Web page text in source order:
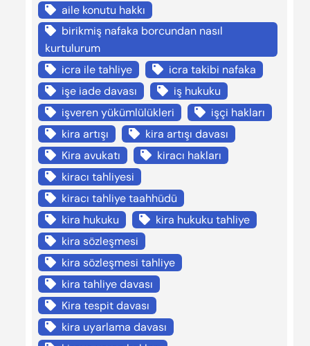
aile konutu hakkı
birikmiş nafaka borcundan nasıl
kurtulurum
icra ile tahliye
icra takibi nafaka
işe iade davası
iş hukuku
işveren yükümlülükleri
işçi hakları
kira artışı
kira artışı davası
Kira avukatı
kiracı hakları
kiracı tahliyesi
kiracı tahliye taahhüdü
kira hukuku
kira hukuku tahliye
kira sözleşmesi
kira sözleşmesi tahliye
kira tahliye davası
Kira tespit davası
kira uyarlama davası